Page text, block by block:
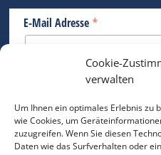
Cookie-
verwalten
Um Ihnen ein optimales Erlebnis zu
wie Cookies, um
zuzugreifen. Wenn Sie diesen
Daten wie das Surfverhalten oder
E-Mail Adresse *
Bitte geben Sie Ihre E-Mail Adresse ein.